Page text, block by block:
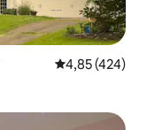
Średnia
4,85 (424)